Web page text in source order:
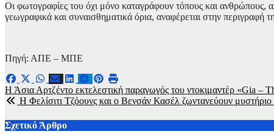
Οι φωτογραφίες του όχι μόνο καταγράφουν τόπους και ανθρώπους,
γεωγραφικά και συναισθηματικά όρια, αναφέρεται στην περιγραφή
Πηγή: ΑΠΕ – ΜΠΕ
Πλοήγηση
άρθρων
Η Άσια Αρτζέντο εκτελεστική παραγωγός του ντοκιμαντέρ «Gia –
Η Φελίσιτι Τζόουνς και ο Βενσάν Κασέλ ζωντανεύουν
Σχετικό Άρθρο